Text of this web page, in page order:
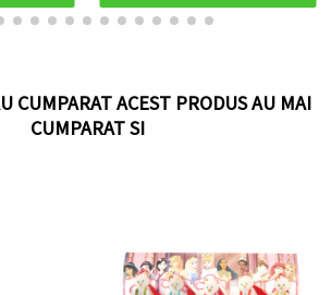
CUMPARAT ACEST PRODUS AU MAI
CUMPARAT SI